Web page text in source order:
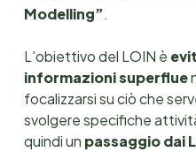
Modelling”.
L’obiettivo del LOIN è
informazioni superflue
focalizzarsi su ciò che
svolgere specifiche
quindi un passaggio dai